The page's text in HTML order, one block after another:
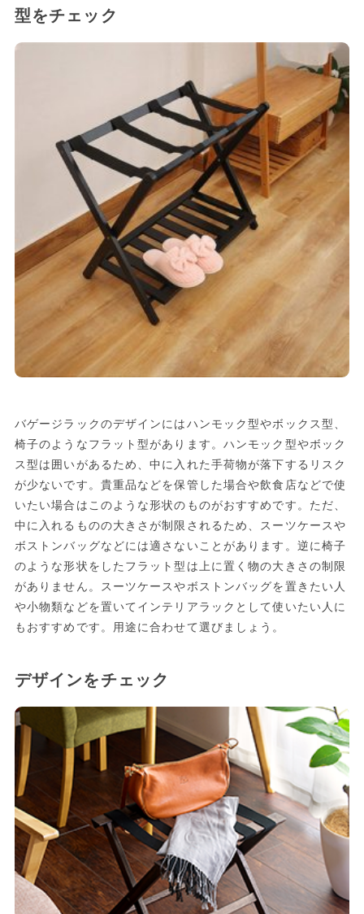
型をチェック
バゲージラックのデザインにはハンモック型やボックス型、
椅子のようなフラット型があります。ハンモック型やボック
ス型は囲いがあるため、中に入れた手荷物が落下するリスク
が少ないです。貴重品などを保管した場合や飲食店などで使
いたい場合はこのような形状のものがおすすめです。ただ、
中に入れるものの大きさが制限されるため、スーツケースや
ボストンバッグなどには適さないことがあります。逆に椅子
のような形状をしたフラット型は上に置く物の大きさの制限
がありません。スーツケースやボストンバッグを置きたい人
や小物類などを置いてインテリアラックとして使いたい人に
もおすすめです。用途に合わせて選びましょう。
デザインをチェック